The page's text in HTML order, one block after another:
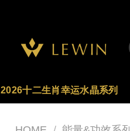
2026十二生肖幸运水晶系列